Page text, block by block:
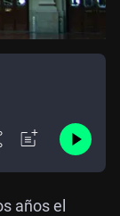
años el